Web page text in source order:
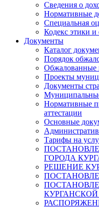
Сведения о
Нормативные
Специальная
Кодекс этики и
Документы
Каталог
Порядок
Обжалованные
Проекты
Документы
Нормативные
аттестации
Основные
Тарифы на
ГОРОДА
РЕШЕНИЕ